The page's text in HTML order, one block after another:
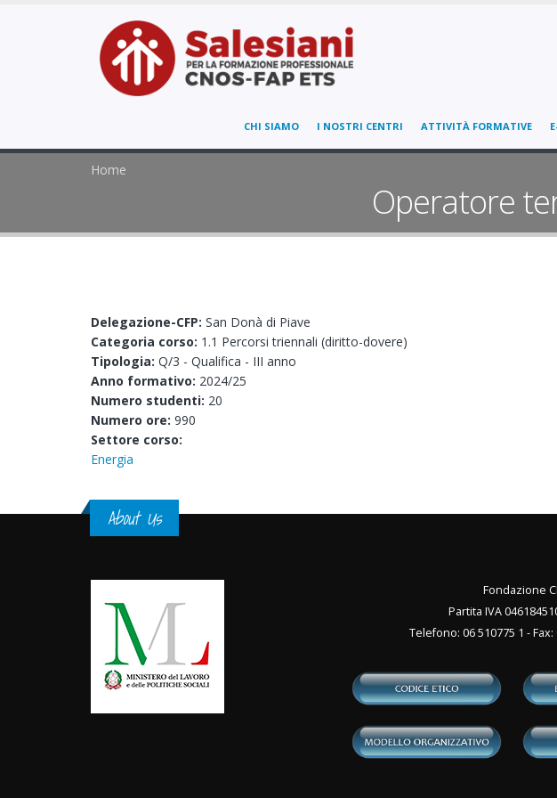
CHI SIAMO I NOSTRI CENTRI ATTIVITÀ FORMATIVE
Home
Operatore
Delegazione-CFP: San Donà di Piave
Categoria corso: 1.1 Percorsi triennali (diritto-dovere)
Tipologia: Q/3 - Qualifica - III anno
Anno formativo: 2024/25
Numero studenti: 20
Numero ore: 990
Settore corso:
Energia
About Us
Fondazione
Partita IVA
Telefono: 06 510775 1 - Fax: